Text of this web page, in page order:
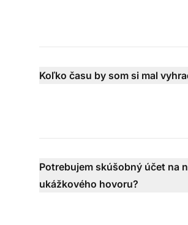
Koľko času by som si mal
Potrebujem skúšobný účet na
ukážkového hovoru?